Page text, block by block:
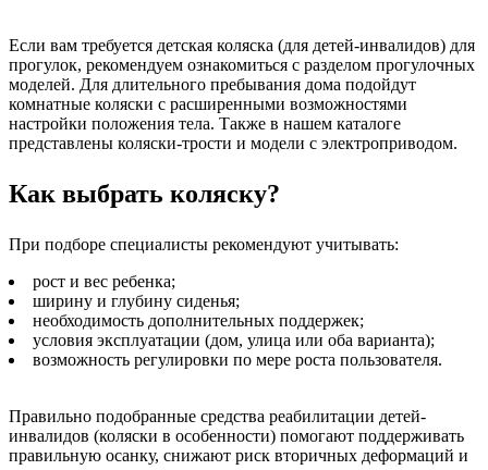
Если вам требуется детская коляска (для детей-инвалидов) для
прогулок, рекомендуем ознакомиться с разделом прогулочных
моделей. Для длительного пребывания дома подойдут
комнатные коляски с расширенными возможностями
настройки положения тела. Также в нашем каталоге
представлены коляски-трости и модели с электроприводом.
Как выбрать коляску?
При подборе специалисты рекомендуют учитывать:
рост и вес ребенка;
ширину и глубину сиденья;
необходимость дополнительных поддержек;
условия эксплуатации (дом, улица или оба варианта);
возможность регулировки по мере роста пользователя.
Правильно подобранные средства реабилитации детей-
инвалидов (коляски в особенности) помогают поддерживать
правильную осанку, снижают риск вторичных деформаций и